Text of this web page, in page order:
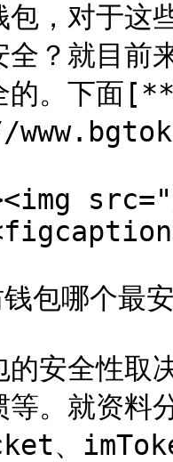
包，对于这
全？就目前
的。下面
包哪个最
的安全性取
等。就资
、